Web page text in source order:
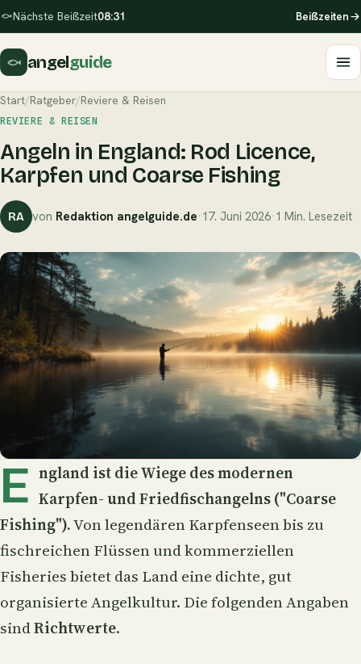
Nächste Beißzeit08:31 Beißzeiten
angelguide
Start/Ratgeber/Reviere & Reisen
REVIERE & REISEN
Angeln in England: Rod Licence,
Karpfen und Coarse Fishing
RA von Redaktion angelguide.de· 17. Juni 2026· 1 Min. Lesezeit
E ngland ist die Wiege des modernen
Karpfen- und Friedfischangelns ("Coarse
Fishing").Von legendären Karpfenseen bis zu
fischreichen Flüssen und kommerziellen
Fisheries bietet das Land eine dichte, gut
organisierte Angelkultur. Die folgenden Angaben
sindRichtwerte.